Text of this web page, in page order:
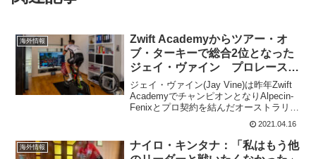
海外情報
Zwift Academyからツアー・オ
ブ・ターキーで総合2位となった
ジェイ・ヴァイン プロレースは
初めて
ジェイ・ヴァイン(Jay Vine)は昨年Zwift
AcademyでチャンピオンとなりAlpecin-
Fenixとプロ契約を結んだオーストラリア
の25歳。ジェイ・ヴァインは、チームの
メンバーと顔を合わせたのは1週間前。な
んと欧州に渡って初...
2021.04.16
海外情報
ナイロ・キンタナ：「私はもう他